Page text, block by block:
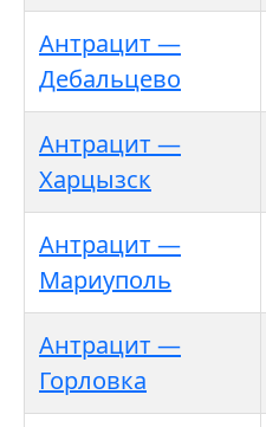
Антрацит —
Дебальцево
Антрацит —
Харцызск
Антрацит —
Мариуполь
Антрацит —
Горловка